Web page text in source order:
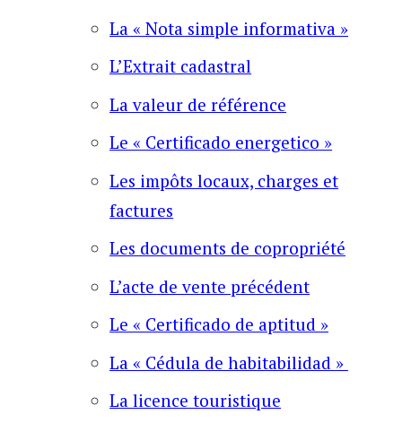
La « Nota simple informativa »
L’Extrait cadastral
La valeur de référence
Le « Certificado energetico »
Les impôts locaux, charges et
factures
Les documents de copropriété
L’acte de vente précédent
Le « Certificado de aptitud »
La « Cédula de habitabilidad »
La licence touristique